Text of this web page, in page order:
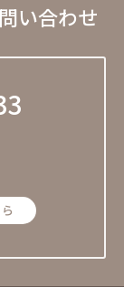
い合わせ